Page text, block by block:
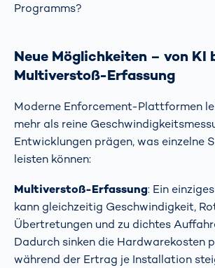
Programms?
Neue Möglichkeiten – von KI
Multiverstoß-Erfassung
Moderne Enforcement-Plattformen
mehr als reine
Entwicklungen prägen, was einzelne
leisten können:
Multiverstoß-Erfassung: Ein
kann gleichzeitig Geschwindigkeit,
Übertretungen und zu dichtes
Dadurch sinken die Hardwarekosten
während der Ertrag je Installation